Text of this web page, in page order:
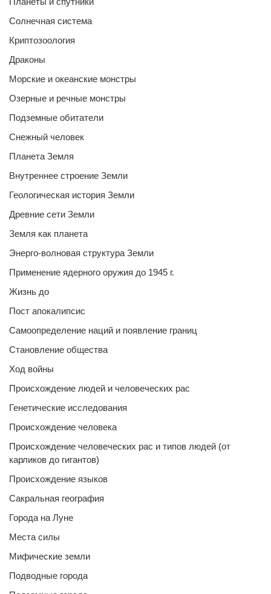
Солнечная система
Криптозоология
Драконы
Морские и океанские монстры
Озерные и речные монстры
Подземные обитатели
Снежный человек
Планета Земля
Внутреннее строение Земли
Геологическая история Земли
Древние сети Земли
Земля как планета
Энерго-волновая структура Земли
Применение ядерного оружия до 1945 г.
Жизнь до
Пост апокалипсис
Самоопределение наций и появление границ
Становление общества
Ход войны
Происхождение людей и человеческих рас
Генетические исследования
Происхождение человека
Происхождение человеческих рас и типов людей (от
карликов до гигантов)
Происхождение языков
Сакральная география
Города на Луне
Места силы
Мифические земли
Подводные города